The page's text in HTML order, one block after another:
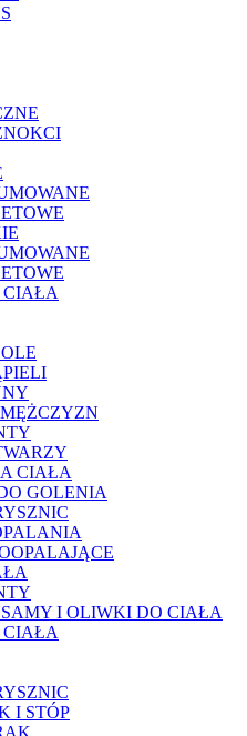
CIAŁA
GOLENIA
I OLIWKI DO CIAŁA
I STÓP